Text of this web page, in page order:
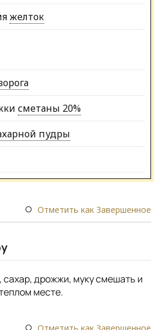
желток
сметаны 20%
пудры
Отметить как Завершенное
дрожжи, муку смешать и
месте.
Отметить как Завершенное